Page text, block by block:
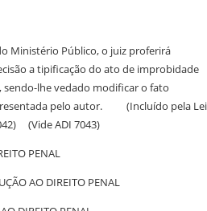
Ministério Público, o juiz proferirá
a tipificação do ato de improbidade
lhe vedado modificar o fato
pelo autor. (Incluído pela Lei
(Vide ADI 7043)
PENAL
AO DIREITO PENAL